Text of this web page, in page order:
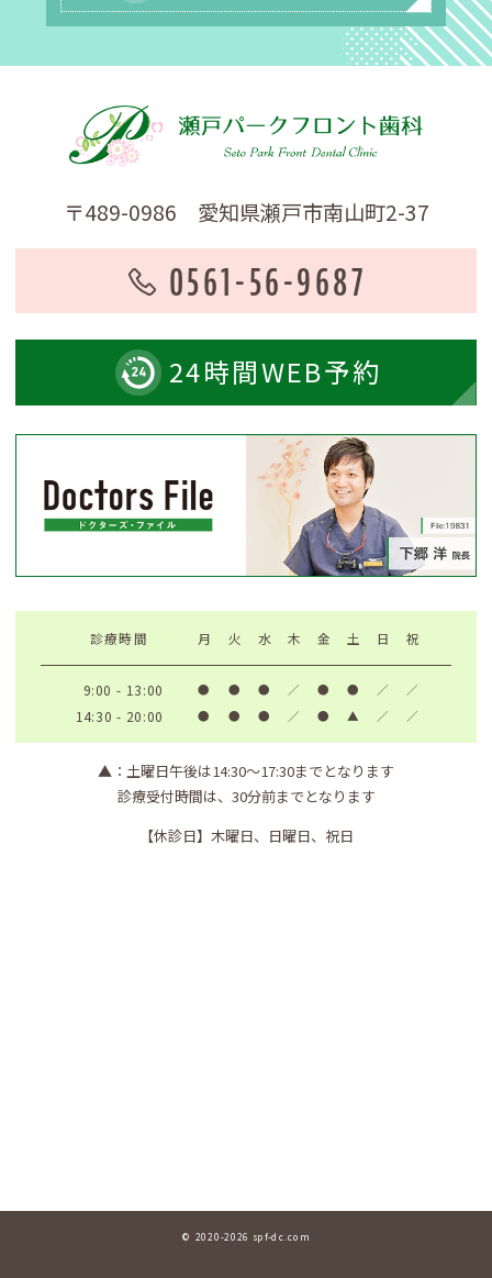
〒489-0986 愛知県瀬戸市南山町2-37
0561-56-9687
24時間WEB予約
診療時間 月 火 水 木 金 土 日 祝
9:00 - 13:00 ● ● ● ／ ● ● ／ ／
14:30 - 20:00 ● ● ● ／ ● ▲ ／ ／
▲ ：土曜日午後は14:30〜17:30までとなります
診療受付時間は、30分前までとなります
【休診日】 木曜日、日曜日、祝日
© 2020-2026 spf-dc.com